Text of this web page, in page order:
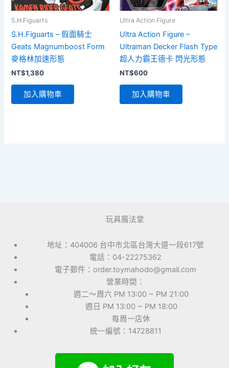
S.H.Figuarts
S.H.Figuarts – 假面騎士
Geats Magnumboost Form
麥格林加速形態
NT$1,380
加入購物車
Ultra Action Figure
Ultra Action Figure –
Ultraman Decker Flash Type
超人力霸王德卡 閃光形態
NT$600
加入購物車
玩具魔法堂
地址：404006 台中市北區台灣大道一段617號
電話：04-22275362
電子郵件：order.toymahodo@gmail.com
營業時間：
週二～周六 PM 13:00 ~ PM 21:00
週日 PM 13:00 ~ PM 18:00
每周一店休
統一編號：14728811